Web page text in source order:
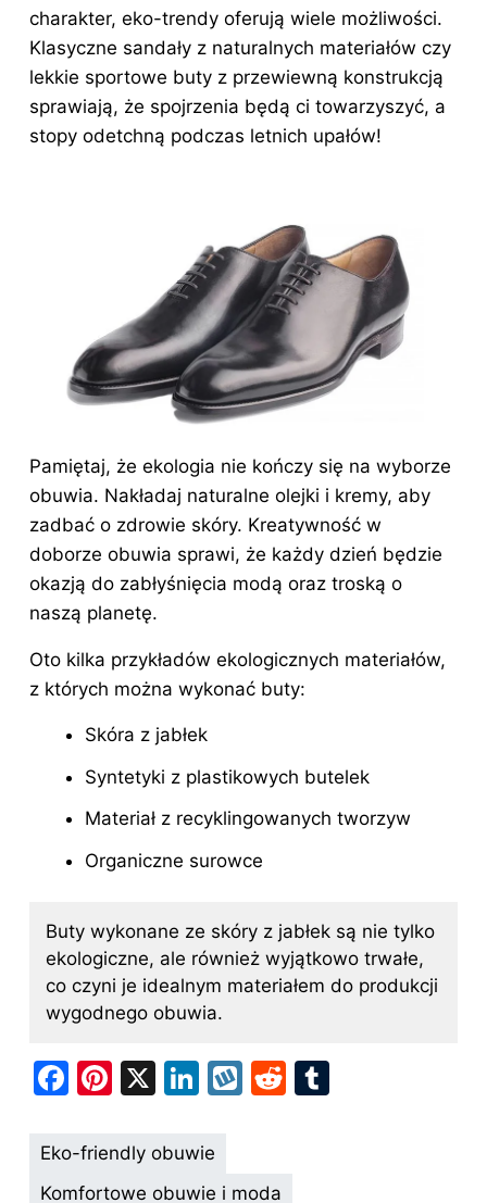
charakter, eko-trendy oferują wiele możliwości.
Klasyczne sandały z naturalnych materiałów czy
lekkie sportowe buty z przewiewną konstrukcją
sprawiają, że spojrzenia będą ci towarzyszyć, a
stopy odetchną podczas letnich upałów!
Pamiętaj, że ekologia nie kończy się na wyborze
obuwia. Nakładaj naturalne olejki i kremy, aby
zadbać o zdrowie skóry. Kreatywność w
doborze obuwia sprawi, że każdy dzień będzie
okazją do zabłyśnięcia modą oraz troską o
naszą planetę.
Oto kilka przykładów ekologicznych materiałów,
z których można wykonać buty:
Skóra z jabłek
Syntetyki z plastikowych butelek
Materiał z recyklingowanych tworzyw
Organiczne surowce
Buty wykonane ze skóry z jabłek są nie tylko
ekologiczne, ale również wyjątkowo trwałe,
co czyni je idealnym materiałem do produkcji
wygodnego obuwia.
F
c
e
Pi
er
e
X
Li
k
e
W
o
R
Eko-friendly obuwie
Komfortowe obuwie i moda